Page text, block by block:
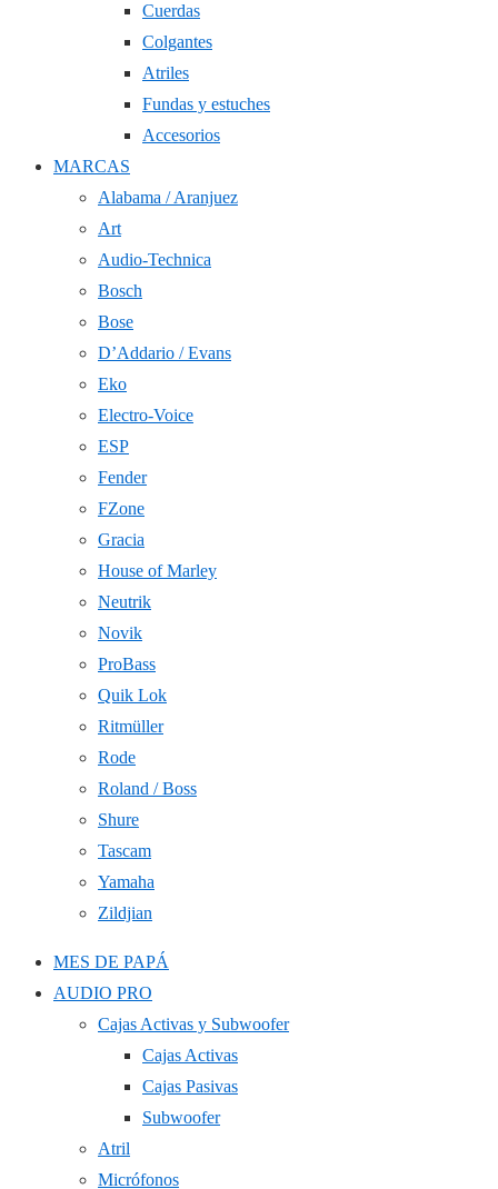
Cuerdas
Colgantes
Atriles
Fundas y estuches
Accesorios
MARCAS
Alabama / Aranjuez
Art
Audio-Technica
Bosch
Bose
D’Addario / Evans
Eko
Electro-Voice
ESP
Fender
FZone
Gracia
House of Marley
Neutrik
Novik
ProBass
Quik Lok
Ritmüller
Rode
Roland / Boss
Shure
Tascam
Yamaha
Zildjian
MES DE PAPÁ
AUDIO PRO
Cajas Activas y Subwoofer
Cajas Activas
Cajas Pasivas
Subwoofer
Atril
Micrófonos